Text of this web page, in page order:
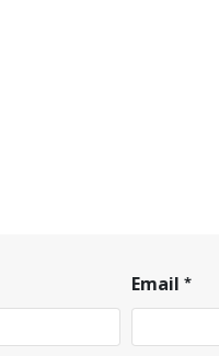
Email